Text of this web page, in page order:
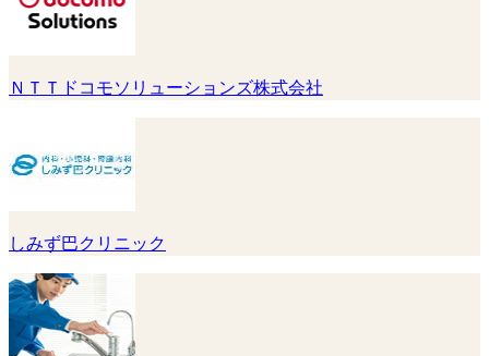
ＮＴＴドコモソリューションズ株式会社
しみず巴クリニック